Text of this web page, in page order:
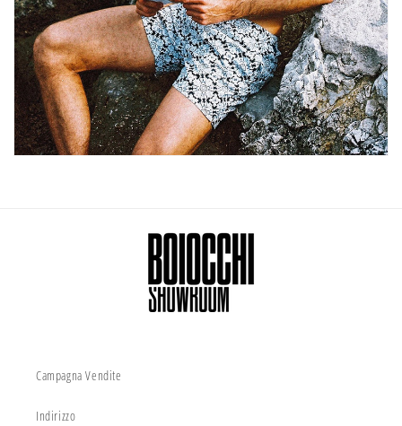
Campagna Vendite
Indirizzo